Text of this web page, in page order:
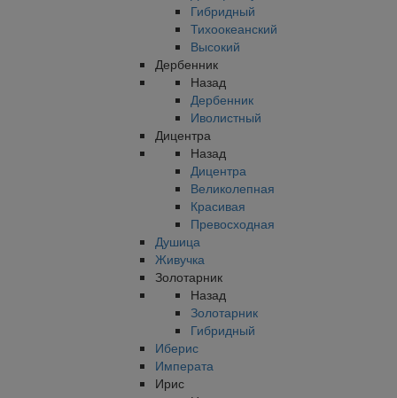
Гибридный
Тихоокеанский
Высокий
Дербенник
Назад
Дербенник
Иволистный
Дицентра
Назад
Дицентра
Великолепная
Красивая
Превосходная
Душица
Живучка
Золотарник
Назад
Золотарник
Гибридный
Иберис
Императа
Ирис